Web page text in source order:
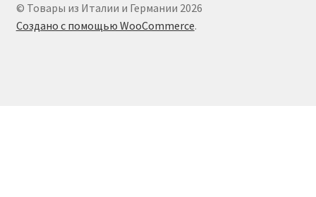
© Товары из Италии и Германии 2026
Создано с помощью WooCommerce.